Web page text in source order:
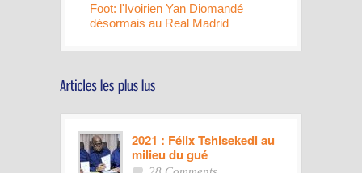
Foot: l'Ivoirien Yan Diomandé
désormais au Real Madrid
2021 : Félix Tshisekedi au
milieu du gué